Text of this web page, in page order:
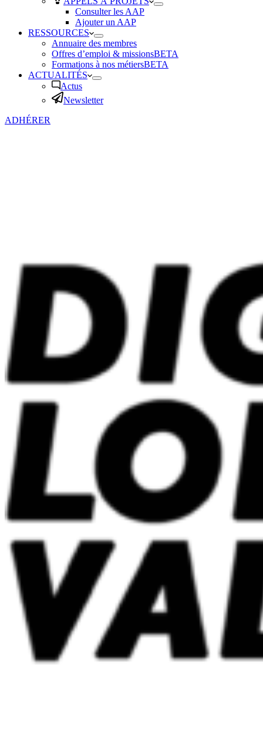
Consulter les AAP
Ajouter un AAP
RESSOURCES
Annuaire des membres
Offres d’emploi & missionsBETA
Formations à nos métiersBETA
ACTUALITÉS
Actus
Newsletter
ADHÉRER